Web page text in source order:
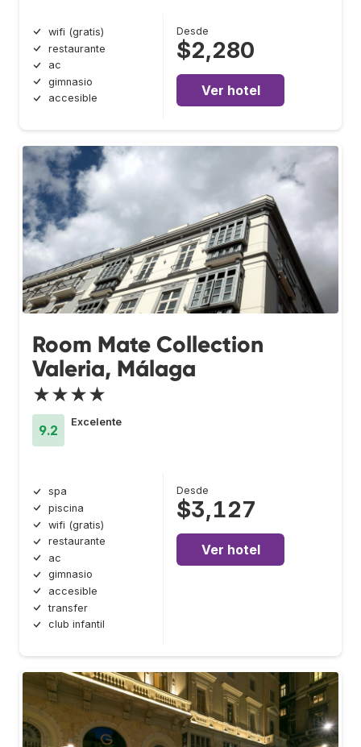
wifi (gratis)
restaurante
ac
gimnasio
accesible
Desde
$2,280
Ver hotel
Room Mate Collection
Valeria, Málaga
★★★★
9.2
Excelente
spa
piscina
wifi (gratis)
restaurante
ac
gimnasio
accesible
transfer
club infantil
Desde
$3,127
Ver hotel